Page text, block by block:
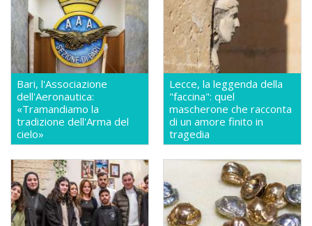
Bari, l'Associazione
dell'Aeronautica:
«Tramandiamo la
tradizione dell'Arma del
cielo»
Lecce, la leggenda della
"faccina": quel
mascherone che racconta
di un amore finito in
tragedia